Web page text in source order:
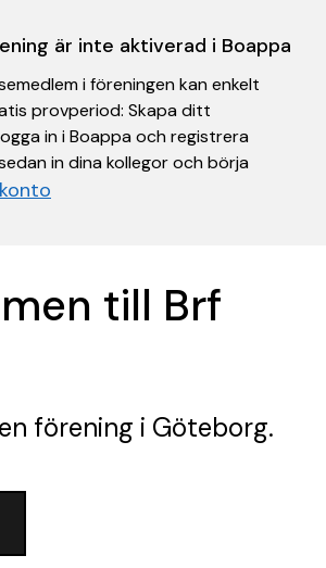
är inte aktiverad i Boappa
i föreningen kan enkelt
provperiod: Skapa ditt
in i Boappa och registrera
in dina kollegor och börja
till Brf
förening i Göteborg.